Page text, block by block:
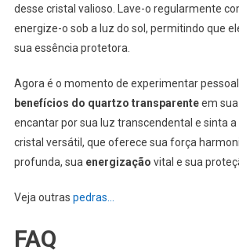
desse cristal valioso. Lave-o regularmente
energize-o sob a luz do sol, permitindo que
sua essência protetora.
Agora é o momento de experimentar
benefícios do quartzo transparenteem sua
encantar por sua luz transcendental e sinta
cristal versátil, que oferece sua força
profunda, sua energização vital e sua
Veja outras pedras…
FAQ